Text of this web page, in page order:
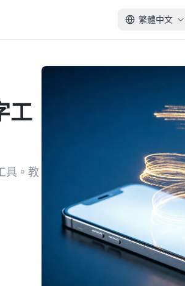
繁體中文
工
具。教